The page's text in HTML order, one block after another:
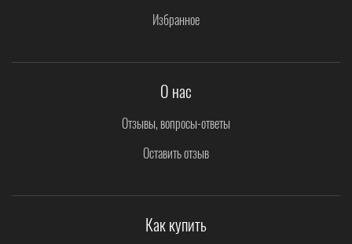
Избранное
О нас
Отзывы, вопросы-ответы
Оставить отзыв
Как купить